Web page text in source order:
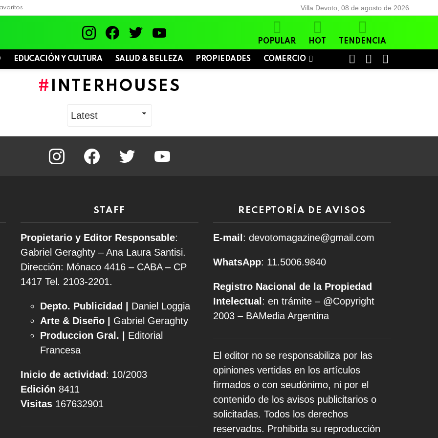
Villa Devoto, 08 de agosto de 2026
POPULAR HOT TENDENCIA
EDUCACIÓN Y CULTURA SALUD & BELLEZA PROPIEDADES COMERCIO
SWITCH
INTERHOUSES
instagram facebook twitter
STAFF
Propietario y Editor Responsable:
Gabriel Geraghty – Ana Laura Santisi.
Dirección: Mónaco 4416 – CABA – CP
1417 Tel. 2103-2201.
Depto. Publicidad |
Daniel Loggia
Arte & Diseño | Gabriel Geraghty
Produccion Gral. |
Editorial
Francesa
Inicio de actividad : 10/2003
Edición 8411
Visitas 167632901
RECEPTORÍA DE AVISOS
E-mail : devotomagazine@gmail.com
WhatsApp: 11.5006.9840
Registro Nacional de la Propiedad
Intelectual : en trámite – @Copyright
2003 – BAMedia Argentina
El editor no se responsabiliza por las
opiniones vertidas en los artículos
firmados o con seudónimo, ni por el
contenido de los avisos publicitarios o
solicitadas. Todos los derechos
reservados. Prohibida su reproducción